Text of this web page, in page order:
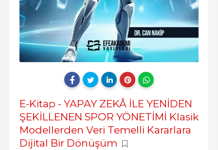
E-Kitap - YAPAY ZEKÂ İLE YENİDEN
ŞEKİLLENEN SPOR YÖNETİMİ Klasik
Modellerden Veri Temelli Kararlara
Dijital Bir Dönüşüm